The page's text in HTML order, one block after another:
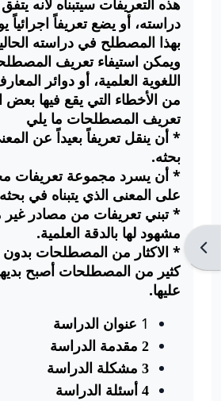
هذه التعريفات سيتبناه لأنه
دراسته، أو يضع تعريفاً
بهذا المصطلح في دراسته
ويمكن استيفاء تعريف
اللغوية العلمية، أو دوائر
من الأخطاء التي يقع فيها بعض
تعريف المصطلحات ما يلي
* أن ينقل تعريفاً بعيداً عن
بحثه.
* أن يسرد مجموعة تعريفات
على المعنى الذي يتبناه في
* تبني تعريفات من مصادر غير
مشهود لها بالدقة العلمية.
* الاكثار من المصطلحات
كثير من المصطلحات أصبح
عليها.
1 عنوان الدراسة
2 مقدمة الدراسة
3 مشكلة الدراسة
4 أسئلة الدراسة